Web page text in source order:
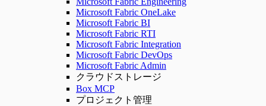
Microsoft Fabric OneLake
Microsoft Fabric BI
Microsoft Fabric RTI
Microsoft Fabric Integration
Microsoft Fabric DevOps
Microsoft Fabric Admin
クラウドストレージ
Box MCP
プロジェクト管理